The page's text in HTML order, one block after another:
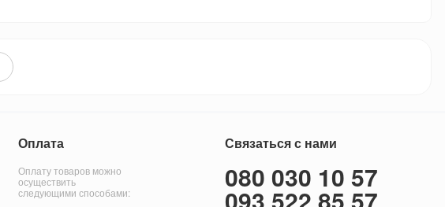
Оплата
Оплату товаров можно
осуществить
следующими способами:
Связаться с нами
080 030 10 57